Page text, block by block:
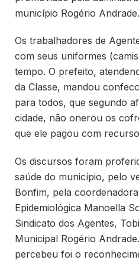
município Rogério Andrade.
Os trabalhadores de
com seus uniformes
tempo. O prefeito,
da Classe, mandou
para todos, que segundo
cidade, não onerou os
que ele pagou com
Os discursos foram
saúde do município, pelo
Bonfim, pela
Epidemiológica Manoella
Sindicato dos Agentes,
Municipal Rogério
percebeu foi o